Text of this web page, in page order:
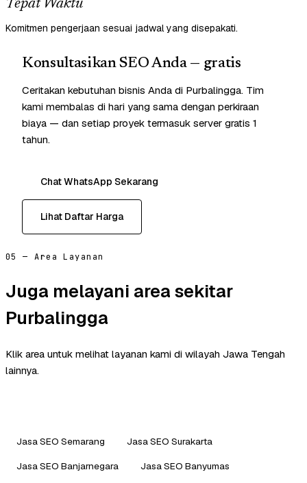
Tepat Waktu
Komitmen pengerjaan sesuai jadwal yang disepakati.
Konsultasikan SEO Anda — gratis
Ceritakan kebutuhan bisnis Anda di Purbalingga. Tim
kami membalas di hari yang sama dengan perkiraan
biaya — dan setiap proyek termasuk server gratis 1
tahun.
Chat WhatsApp Sekarang
Lihat Daftar Harga
05 — Area Layanan
Juga melayani area sekitar
Purbalingga
Klik area untuk melihat layanan kami di wilayah Jawa Tengah
lainnya.
Jasa SEO Semarang
Jasa SEO Surakarta
Jasa SEO Banjarnegara
Jasa SEO Banyumas